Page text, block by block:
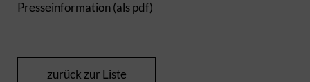
Presseinformation (als pdf)
zurück zur Liste